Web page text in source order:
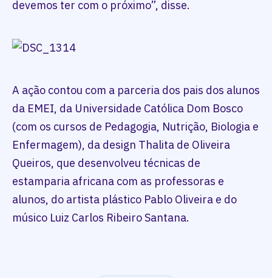
devemos ter com o próximo”, disse.
A ação contou com a parceria dos pais dos alunos
da EMEI, da Universidade Católica Dom Bosco
(com os cursos de Pedagogia, Nutrição, Biologia e
Enfermagem), da design Thalita de Oliveira
Queiros, que desenvolveu técnicas de
estamparia africana com as professoras e
alunos, do artista plástico Pablo Oliveira e do
músico Luiz Carlos Ribeiro Santana.